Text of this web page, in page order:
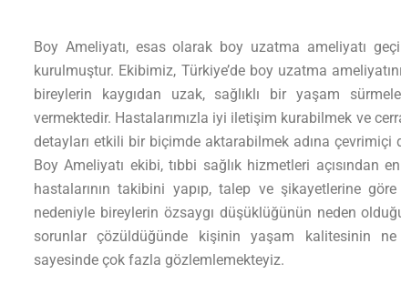
Boy Ameliyatı, esas olarak boy uzatma ameliyatı
kurulmuştur. Ekibimiz, Türkiye’de boy uzatma
bireylerin kaygıdan uzak, sağlıklı bir yaşam
vermektedir. Hastalarımızla iyi iletişim kurabilmek ve
detayları etkili bir biçimde aktarabilmek adına çevrimiçi
Boy Ameliyatı ekibi, tıbbi sağlık hizmetleri açısından
hastalarının takibini yapıp, talep ve şikayetlerine
nedeniyle bireylerin özsaygı düşüklüğünün neden
sorunlar çözüldüğünde kişinin yaşam kalitesinin ne
sayesinde çok fazla gözlemlemekteyiz.